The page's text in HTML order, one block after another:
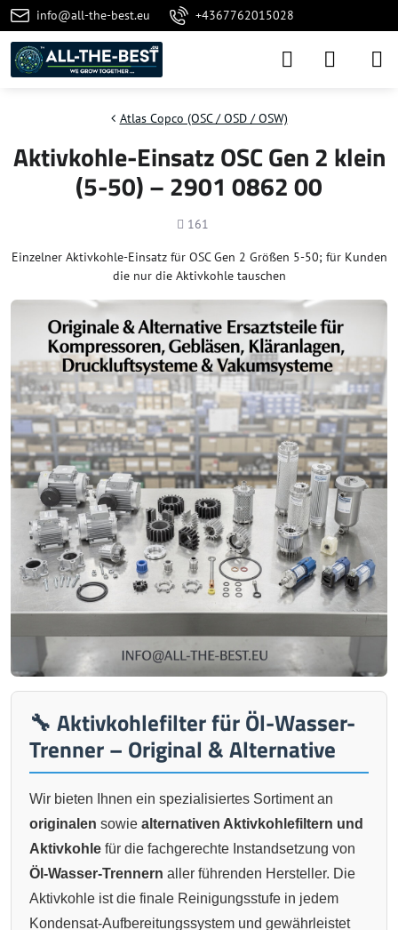
info@all-the-best.eu +4367762015028
Atlas Copco (OSC / OSD / OSW)
Aktivkohle-Einsatz OSC Gen 2 klein
(5-50) – 2901 0862 00
Anzahl
161
Einzelner Aktivkohle-Einsatz für OSC Gen 2 Größen 5-50; für Kunden
die nur die Aktivkohle tauschen
🔧 Aktivkohlefilter für Öl-Wasser-
Trenner – Original & Alternative
Wir bieten Ihnen ein spezialisiertes Sortiment an
originalen sowie alternativen Aktivkohlefiltern und
Aktivkohle für die fachgerechte Instandsetzung von
Öl-Wasser-Trennern aller führenden Hersteller. Die
Aktivkohle ist die finale Reinigungsstufe in jedem
Kondensat-Aufbereitungssystem und gewährleistet